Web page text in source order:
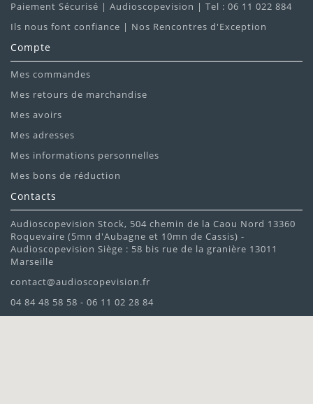
Paiement Sécurisé | Audioscopevision | Tel : 06 11 022 884
Ils nous font confiance | Nos Rencontres d'Exception
Compte
Mes commandes
Mes retours de marchandise
Mes avoirs
Mes adresses
Mes informations personnelles
Mes bons de réduction
Contacts
Audioscopevision Stock, 504 chemin de la Caou Nord 13360
Roquevaire (5mn d'Aubagne et 10mn de Cassis) -
Audioscopevision Siège : 58 bis rue de la granière 13011
Marseille
contact@audioscopevision.fr
04 84 48 58 58 - 06 11 02 28 84